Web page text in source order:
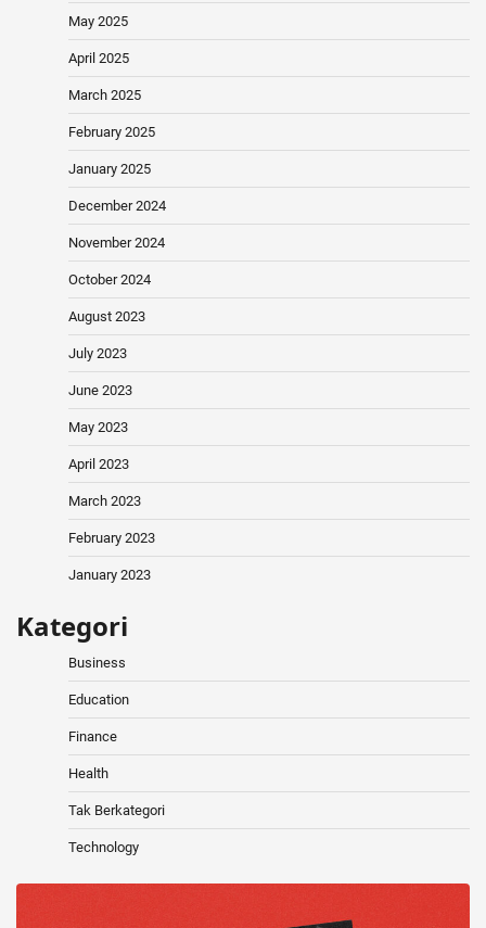
May 2025
April 2025
March 2025
February 2025
January 2025
December 2024
November 2024
October 2024
August 2023
July 2023
June 2023
May 2023
April 2023
March 2023
February 2023
January 2023
Kategori
Business
Education
Finance
Health
Tak Berkategori
Technology